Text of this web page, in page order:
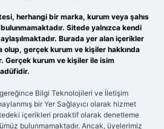
herhangi bir marka, kurum veya şahıs
Sitede yalnızca kendi
Burada yer alan içerikler
olup, gerçek kurum ve kişiler hakkında
Gerçek kurum ve kişiler ile isim
Bilgi Teknolojileri ve İletişim
bir Yer Sağlayıcı olarak hizmet
içerikleri proaktif olarak denetleme
bulunmamaktadır. Ancak, üyelerimiz